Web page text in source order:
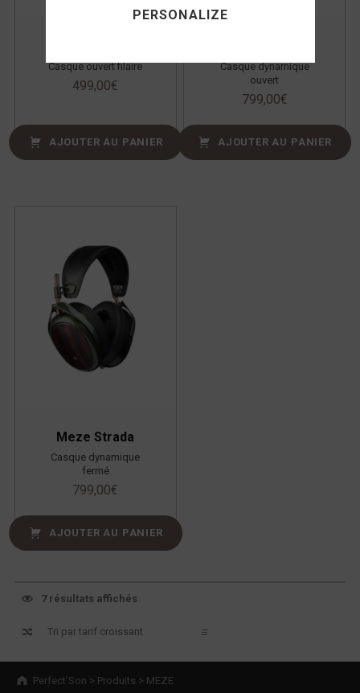
Casque ouvert filaire
499,00€
AJOUTER AU PANIER
Casque dynamique
ouvert
799,00€
AJOUTER AU PANIER
Meze Strada
Casque dynamique
fermé
799,00€
AJOUTER AU PANIER
7 résultats affichés
Breadcrumbs navigation
Perfect’Son > Produits > MEZE
PERSONALIZE